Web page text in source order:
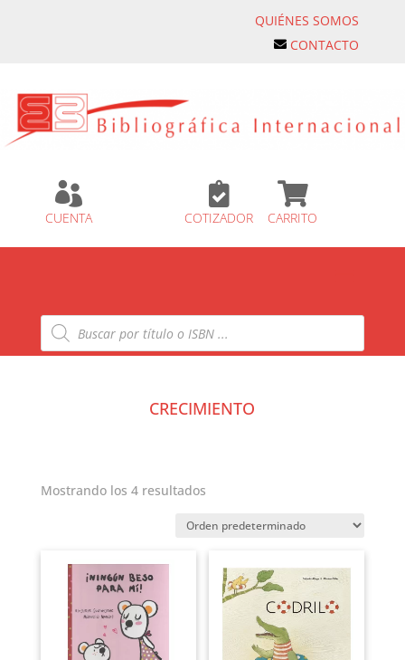
QUIÉNES SOMOS
CONTACTO

CUENTA

COTIZADOR

CARRITO
Búsqueda
de
productos
CRECIMIENTO
Mostrando los 4 resultados